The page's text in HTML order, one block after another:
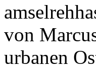
von
urbanen